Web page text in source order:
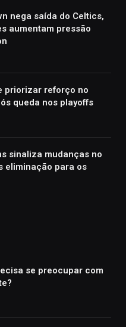
nega saída do Celtics,
aumentam pressão
priorizar reforço no
queda nos playoffs
sinaliza mudanças no
eliminação para os
se preocupar com